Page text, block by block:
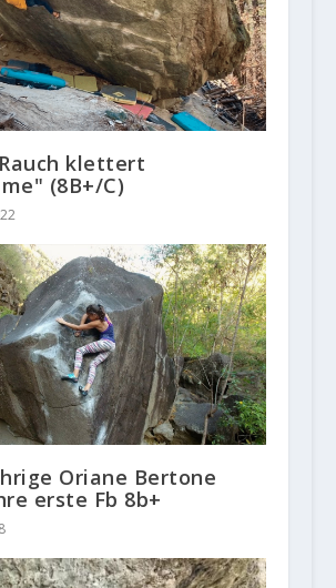
klettert
(8B+/C)
Oriane Bertone
erste Fb 8b+